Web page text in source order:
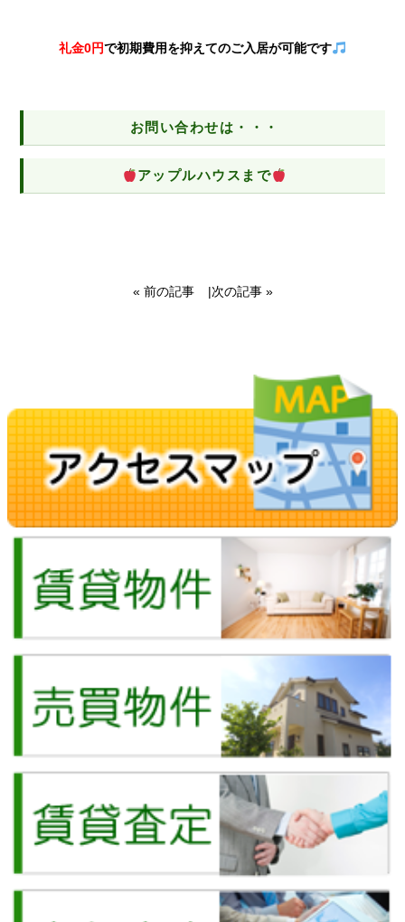
礼金0円で初期費用を抑えてのご入居が可能です
お問い合わせは・・・
アップルハウスまで
« 前の記事 |次の記事 »